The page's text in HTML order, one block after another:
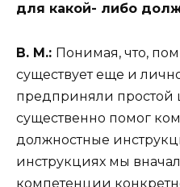
для какой- либо
В. М.: Понимая, что,
существует еще и
предприняли простой
существенно помог
должностные
инструкциях мы
компетенции